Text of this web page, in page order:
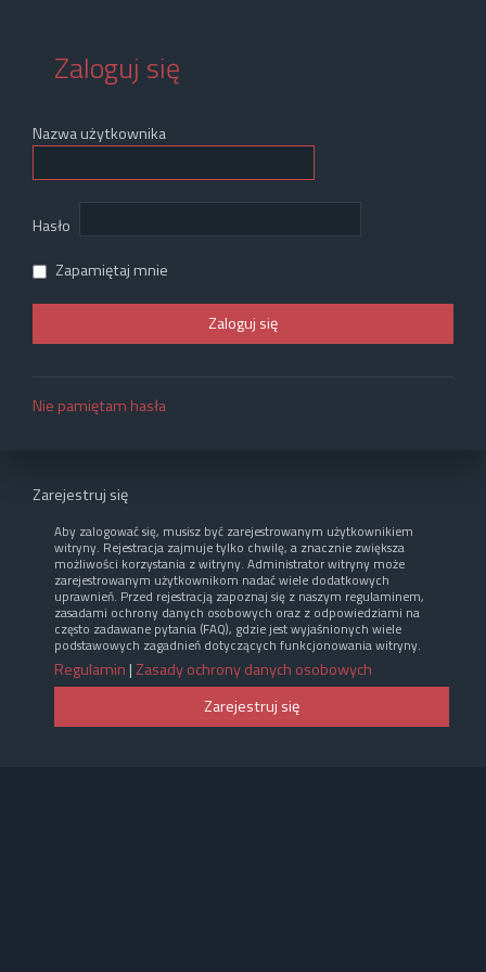
Zaloguj się
Nazwa użytkownika
Hasło
Zapamiętaj mnie
Nie pamiętam hasła
Zarejestruj się
Aby zalogować się, musisz być zarejestrowanym użytkownikiem
witryny. Rejestracja zajmuje tylko chwilę, a znacznie zwiększa
możliwości korzystania z witryny. Administrator witryny może
zarejestrowanym użytkownikom nadać wiele dodatkowych
uprawnień. Przed rejestracją zapoznaj się z naszym regulaminem,
zasadami ochrony danych osobowych oraz z odpowiedziami na
często zadawane pytania (FAQ), gdzie jest wyjaśnionych wiele
podstawowych zagadnień dotyczących funkcjonowania witryny.
Regulamin | Zasady ochrony danych osobowych
Zarejestruj się